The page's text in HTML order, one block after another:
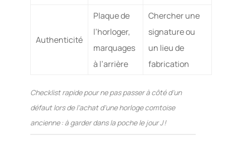
Authenticité
Plaque de
l’horloger,
marquages
à l’arrière
Chercher une
signature ou
un lieu de
fabrication
Checklist rapide pour ne pas passer à côté d’un
défaut lors de l’achat d’une horloge comtoise
ancienne : à garder dans la poche le jour J !